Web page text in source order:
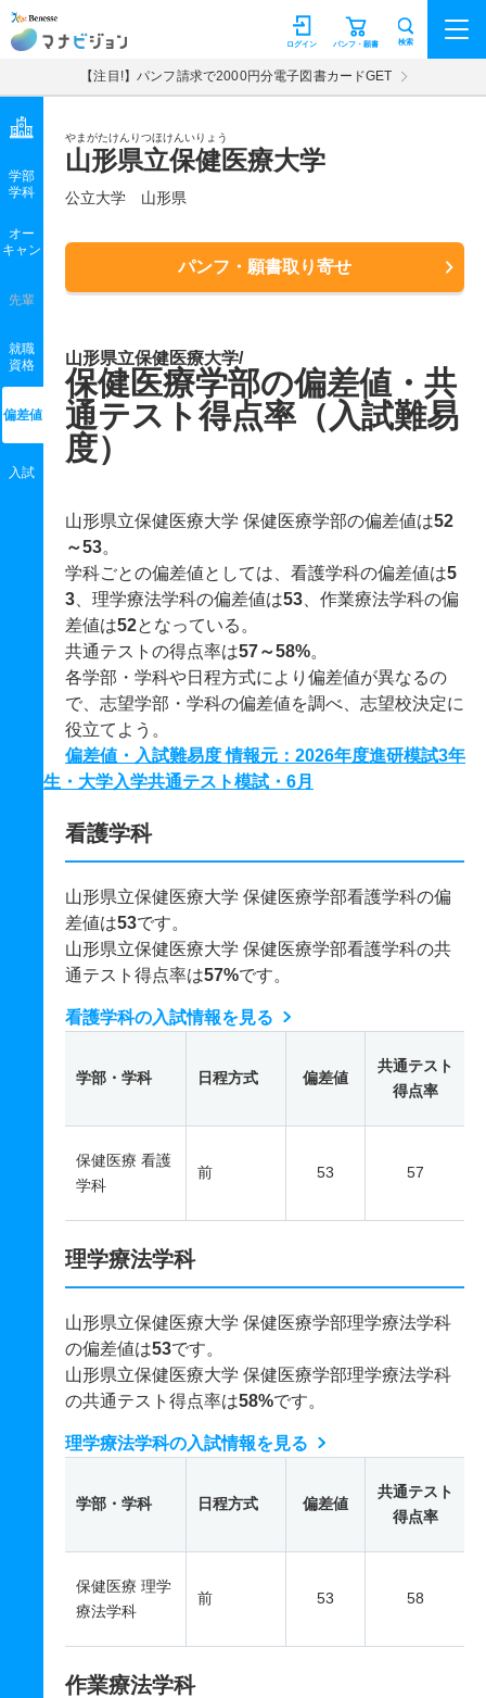
マナビジョン パンフ・願書
ログイン 検索
【注目!】パンフ請求で2000円分電子図書カードGET
やまがたけんりつほけんいりょう
山形県立保健医療大学
公立大学 山形県
パンフ・願書取り寄せ
学部
学科
オー
キャン
先輩
就職
資格
偏差値
入試
山形県立保健医療大学/
保健医療学部の偏差値・共
通テスト得点率（入試難易
度）
山形県立保健医療大学 保健医療学部の偏差値は52
～53。
学科ごとの偏差値としては、看護学科の偏差値は5
3 、理学療法学科の偏差値は53 、作業療法学科の偏
差値は52となっている。
共通テストの得点率は57～58%。
各学部・学科や日程方式により偏差値が異なるの
で、志望学部・学科の偏差値を調べ、志望校決定に
役立てよう。
偏差値・入試難易度 情報元：2026年度進研模試3年
生・大学入学共通テスト模試・6月
看護学科
山形県立保健医療大学 保健医療学部看護学科の偏
差値は53です。
山形県立保健医療大学 保健医療学部看護学科の共
通テスト得点率は57%です。
看護学科の入試情報を見る
学部・学科 日程方式 偏差値
共通テスト
得点率
保健医療 看護
学科
前 53 57
理学療法学科
山形県立保健医療大学 保健医療学部理学療法学科
の偏差値は53です。
山形県立保健医療大学 保健医療学部理学療法学科
の共通テスト得点率は58%です。
理学療法学科の入試情報を見る
学部・学科 日程方式 偏差値
共通テスト
得点率
保健医療 理学
療法学科
前 53 58
作業療法学科